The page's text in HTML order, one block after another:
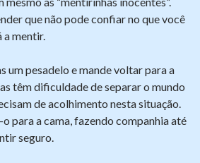
que não pode confiar no que você
mentir.
um pesadelo e mande voltar para a
têm dificuldade de separar o mundo
de acolhimento nesta situação.
para a cama, fazendo companhia até
seguro.